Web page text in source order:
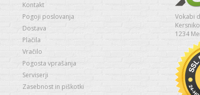
Kontakt
Pogoji poslovanja
Dostava
Plačila
Vračilo
Pogosta vprašanja
Serviserji
Zasebnost in piškotki
Vokabi
1234